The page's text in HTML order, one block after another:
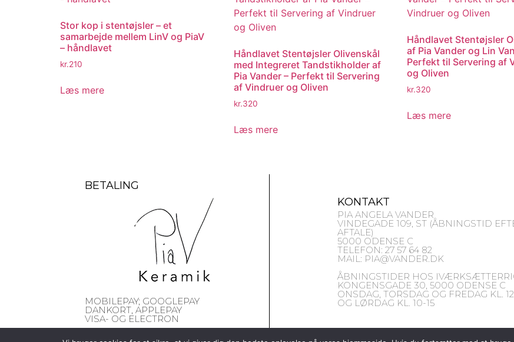
Stor kop i stentøjsler – et
samarbejde mellem LinV og PiaV
– håndlavet
kr.210
Læs mere
Håndlavet Stentøjsler Olivenskål
med Integreret Tandstikholder af
Pia Vander – Perfekt til Servering
af Vindruer og Oliven
kr.320
Læs mere
Håndlavet Stentøjsler
af Pia Vander og Lin
Perfekt til Servering af
og Oliven
kr.320
Læs mere
BETALING
MOBILEPAY; GOOGLEPAY
DANKORT, APPLEPAY
VISA- OG ELECTRON
KONTAKT
PIA ANGELA VANDER
VINDEGADE 109, ST (ÅBNINGSTID
AFTALE)
5000 ODENSE C
TELEFON: 27 57 64 82
MAIL: PIA@VANDER.DK
ÅBNINGSTIDER HOS
KONGENSGADE 30, 5000 ODENSE C
ONSDAG, TORSDAG OG FREDAG KL.
OG LØRDAG KL. 10-15